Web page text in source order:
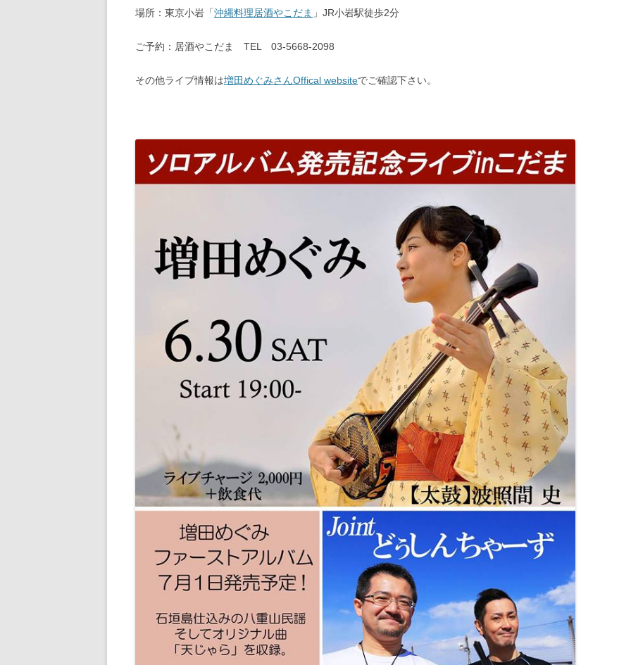
場所：東京小岩「沖縄料理居酒やこだま 」JR小岩駅徒歩2分
ご予約：居酒やこだま TEL 03‐5668‐2098
その他ライブ情報は増田めぐみさんOffical websiteでご確認下さい。